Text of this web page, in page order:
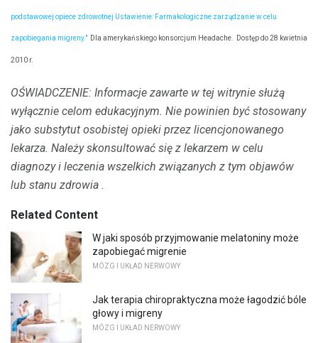
podstawowej opiece zdrowotnej Ustawienie: Farmakologiczne zarządzanie w celu
zapobiegania migreny." Dla amerykańskiego konsorcjum Headache. Dostęp do 28 kwietnia
2010 r.
OŚWIADCZENIE: Informacje zawarte w tej witrynie służą
wyłącznie celom edukacyjnym. Nie powinien być stosowany
jako substytut osobistej opieki przez licencjonowanego
lekarza. Należy skonsultować się z lekarzem w celu
diagnozy i leczenia wszelkich związanych z tym objawów
lub stanu zdrowia .
Related Content
W jaki sposób przyjmowanie melatoniny może
zapobiegać migrenie
MÓZG I UKŁAD NERWOWY
Jak terapia chiropraktyczna może łagodzić bóle
głowy i migreny
MÓZG I UKŁAD NERWOWY